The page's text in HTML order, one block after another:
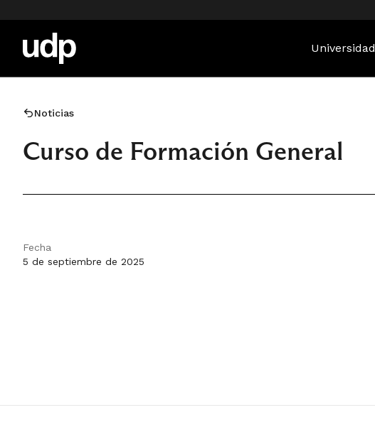
Universidad
Noticias
Curso de Formación General
Fecha
5 de septiembre de 2025